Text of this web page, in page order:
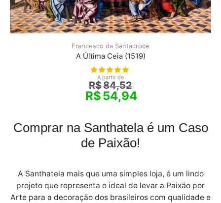
Francesco da Santacroce
A Última Ceia (1519)
A partir de
R$84,52
R$54,94
Comprar na Santhatela é um Caso
de Paixão!
A Santhatela mais que uma simples loja, é um lindo
projeto que representa o ideal de levar a Paixão por
Arte para a decoração dos brasileiros com qualidade e